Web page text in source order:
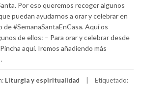
Por eso queremos recoger algunos
puedan ayudarnos a orar y celebrar en
#SemanaSantaEnCasa. Aquí os
de ellos: – Para orar y celebrar desde
aquí. Iremos añadiendo más
Liturgia y espiritualidad Etiquetado: